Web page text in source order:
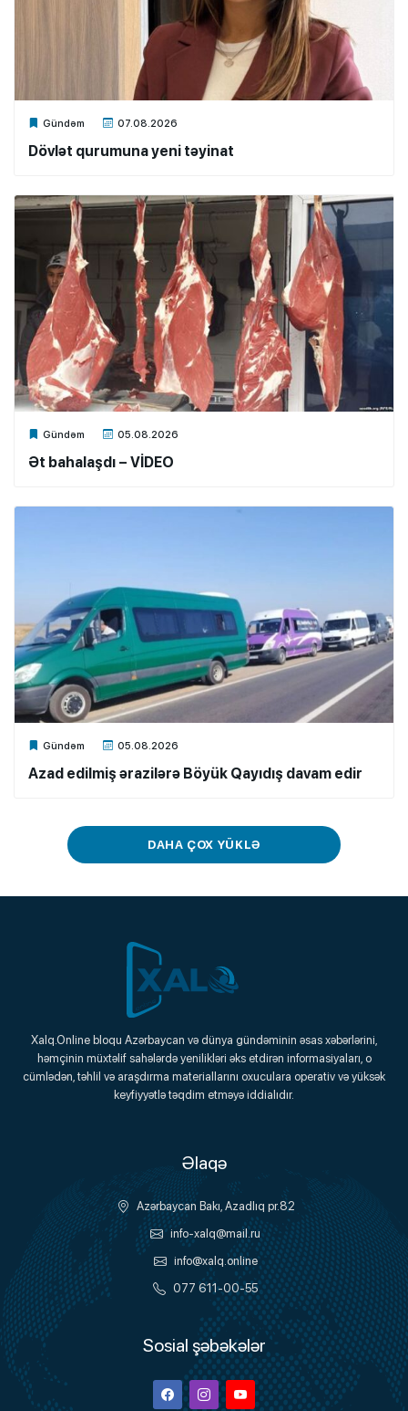
Gündəm 07.08.2026
Xalq.Online
Dövlət qurumuna yeni təyinat
Gündəm 05.08.2026
Xalq.Online
Ət bahalaşdı – VİDEO
Gündəm 05.08.2026
Xalq.Online
Azad edilmiş ərazilərə Böyük Qayıdış davam edir
DAHA ÇOX YÜKLƏ
Xalq.Online
Onlayn Platforma
Xalq.Online bloqu Azərbaycan və dünya gündəminin əsas xəbərlərini,
həmçinin müxtəlif sahələrdə yenilikləri əks etdirən informasiyaları, o
cümlədən, təhlil və araşdırma materiallarını oxuculara operativ və yüksək
keyfiyyətlə təqdim etməyə iddialıdır.
Əlaqə
Azərbaycan Bakı, Azadlıq pr.82
info-xalq@mail.ru
info@xalq.online
077 611-00-55
Sosial şəbəkələr
FacebookInstagramYoutube